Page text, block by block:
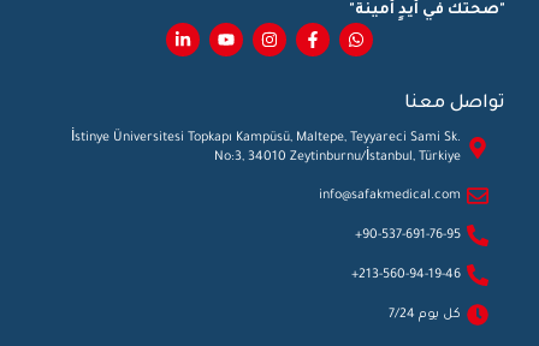
"صحتك في أيدٍ أمينة"
تواصل معنا
İstinye Üniversitesi Topkapı Kampüsü, Maltepe, Teyyareci Sami Sk.
No:3, 34010 Zeytinburnu/İstanbul, Türkiye
info@safakmedical.com
90-537-691-76-95+
213-560-94-19-46+
كل يوم 7/24